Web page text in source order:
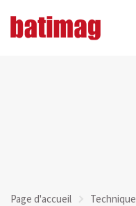
Page d'accueil
Technique